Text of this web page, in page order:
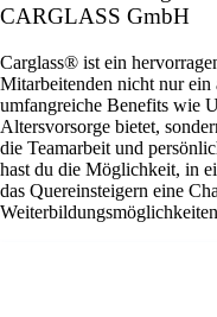
CARGLASS GmbH
Carglass® ist ein
Mitarbeitenden nicht nur ein
umfangreiche Benefits wie
Altersvorsorge bietet,
die Teamarbeit und
hast du die Möglichkeit, in
das Quereinsteigern eine